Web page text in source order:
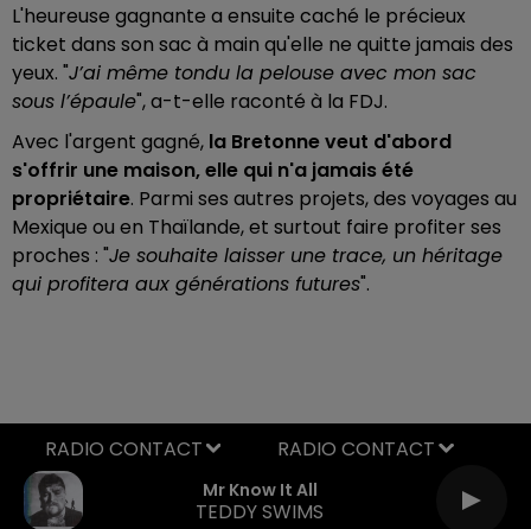
L'heureuse gagnante a ensuite caché le précieux
ticket dans son sac à main qu'elle ne quitte jamais des
yeux. "J’ai même tondu la pelouse avec mon sac
sous l’épaule", a-t-elle raconté à la FDJ.
Avec l'argent gagné, la Bretonne veut d'abord
s'offrir une maison, elle qui n'a jamais été
propriétaire. Parmi ses autres projets, des voyages au
Mexique ou en Thaïlande, et surtout faire profiter ses
proches : "Je souhaite laisser une trace, un héritage
qui profitera aux générations futures".
Mr Know It All
TEDDY SWIMS
RADIO CONTACT